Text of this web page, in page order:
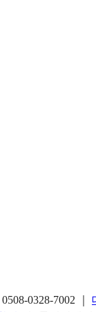
0508-0328-7002